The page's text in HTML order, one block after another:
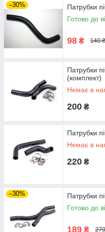
–30%
Патрубки
Готово до
98 ₴ 140 ₴
Патрубки
(комплект)
Немає в
200 ₴
Патрубки
Немає в
220 ₴
–30%
Патрубки
Готово до
189 ₴